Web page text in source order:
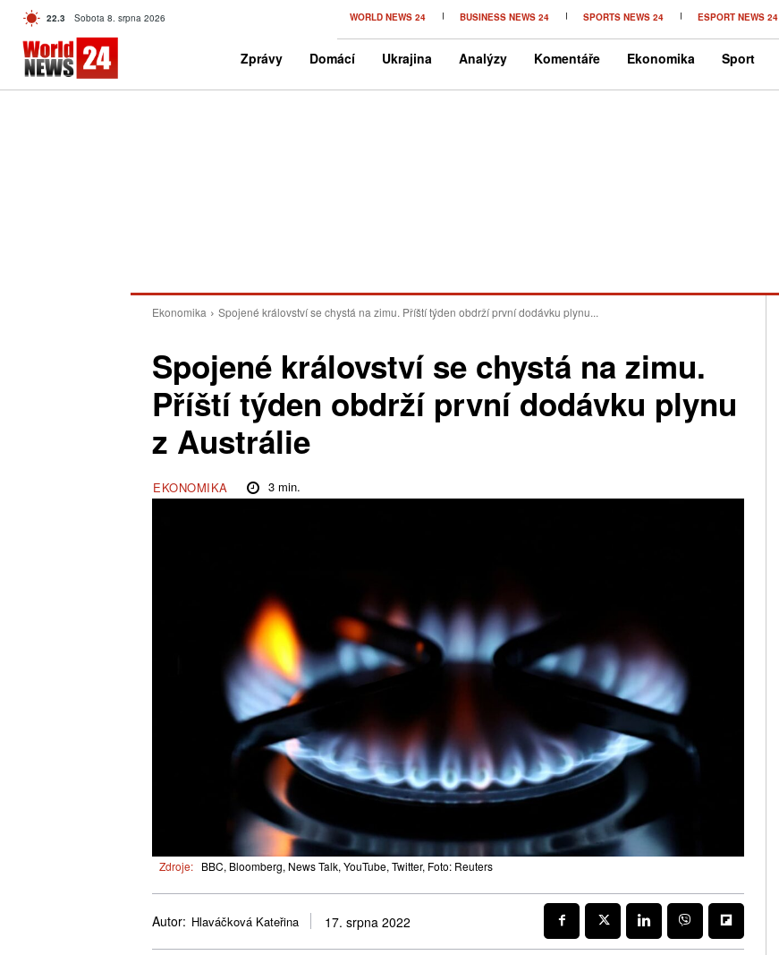
22.3 C Czech
Sobota 8. srpna 2026 WORLD NEWS 24 BUSINESS NEWS 24 SPORTS NEWS 24 ESPORT NEWS 24
Zprávy Domácí Ukrajina Analýzy Komentáře Ekonomika Sport
Ekonomika Spojené království se chystá na zimu. Příští týden obdrží první dodávku plynu...
Spojené království se chystá na zimu.
Příští týden obdrží první dodávku plynu
z Austrálie
EKONOMIKA 3min.
Zdroje: BBC, Bloomberg, News Talk, YouTube, Twitter, Foto: Reuters
Autor: Hlaváčková Kateřina 17. srpna 2022